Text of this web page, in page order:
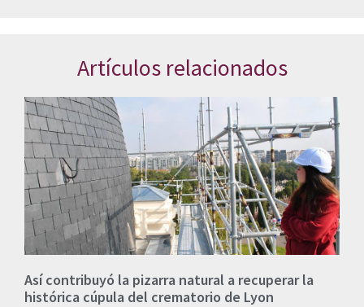
Artículos relacionados
Así contribuyó la pizarra natural a recuperar la
histórica cúpula del crematorio de Lyon